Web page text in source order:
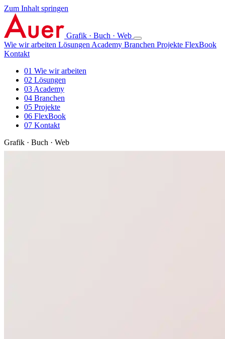
Zum Inhalt springen
Grafik · Buch · Web
Wie wir arbeiten Lösungen Academy Branchen Projekte FlexBook
Kontakt
01 Wie wir arbeiten
02 Lösungen
03 Academy
04 Branchen
05 Projekte
06 FlexBook
07 Kontakt
Grafik · Buch · Web